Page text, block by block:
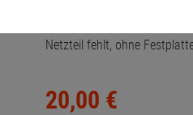
17 Zoll, Wide UXGA
Netzteil fehlt, ohne
20,00 €